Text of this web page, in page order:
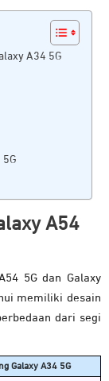
A34 5G
5G
A54
5G dan Galaxy
memiliki desain
dari segi
Galaxy A34 5G